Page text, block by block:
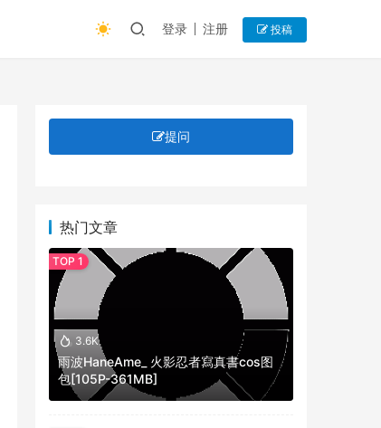
登录 注册 投稿
提问
热门文章
3.6K
雨波HaneAme_ 火影忍者寫真書cos图
包[105P-361MB]